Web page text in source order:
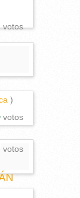
votos
)
votos
votos